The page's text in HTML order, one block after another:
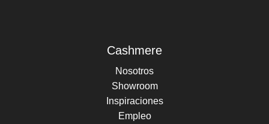
Cashmere
Nosotros
Showroom
Inspiraciones
Empleo